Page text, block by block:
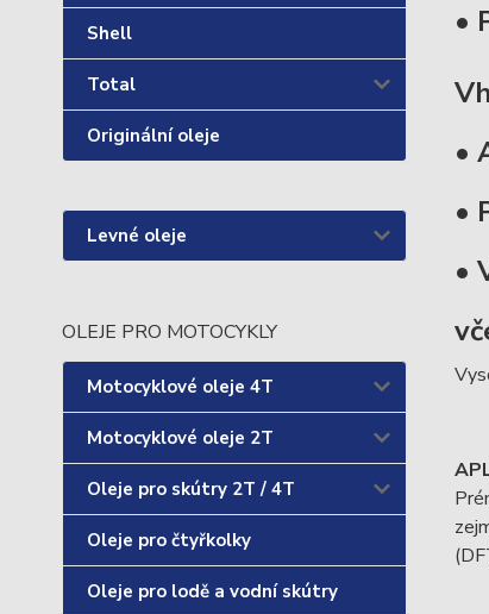
Shell
Total
Originální oleje
Levné oleje
OLEJE PRO MOTOCYKLY
Motocyklové oleje 4T
Motocyklové oleje 2T
Oleje pro skútry 2T / 4T
Oleje pro čtyřkolky
Oleje pro lodě a vodní skútry
•
•
•
•